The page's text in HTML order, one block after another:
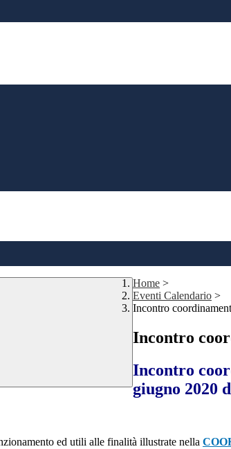
Home >
Eventi Calendario >
Incontro
Incontro
Incontro
giugno 2020
ed utili alle finalità illustrate nella